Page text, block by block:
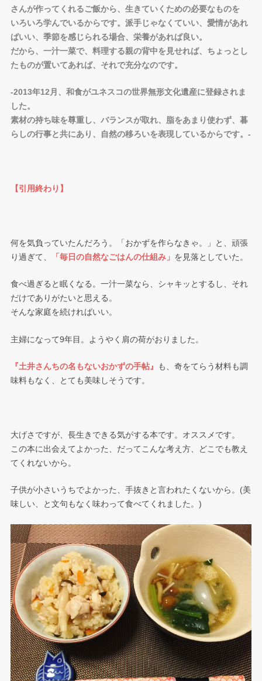
さんが作ってくれるご飯から、生きていくための必要なものを
いろいろ学んでいるからです。派手じゃなくていい、愛情があれ
ばいい、季節を感じられる場合、栄養があれば良い。
だから、一汁一菜で、料理する親の背中を見せれば、ちょっとし
たものが置いてあれば、それで充分なのです。
-2013年12月、和食がユネスコの世界無形文化遺産に登録されま
した。
素材の持ち味を尊重し、バランスが取れ、脂をあまり使わず、暮
らしの行事と共にあり、自然の移ろいを表現しているからです。-
【引用終わり】
何を気負っていたんだろう。「おかずを作らなきゃ。」と、頑張
り過ぎて、
「毎日の自然なごはんの仕組み」 を見落としていた。
食べ過ぎると眠くなる。一汁一菜なら、シャキッとするし、それ
だけでありがたいと思える。
そんな家庭を続ければいい。
主婦になって9年目。ようやく肩の荷がおりました。
『土井さんちの名もないおかずの手帖』
も、奇をてらう材料も調
味料もなく、とても美味しそうです。
大げさですが、長生きできる気がする本です。オススメです。
この本に出会えてよかった、だってこんな考え方、どこでも教え
てくれないから。
子供が小さいうちでよかった、手抜きと言われたくないから。(美
味しい、と文句もなく味わって食べてくれました。)